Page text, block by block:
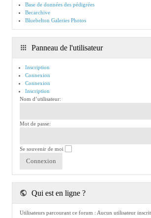
Base de données des pédigrées
Becarchive
Bluebelton Galeries Photos
Panneau de l'utilisateur
Inscription
Connexion
Connexion
Inscription
Nom d’utilisateur:
Mot de passe:
Se souvenir de moi
Qui est en ligne ?
Utilisateurs parcourant ce forum : Aucun utilisateur